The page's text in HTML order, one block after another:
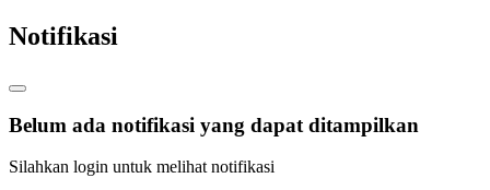
Notifikasi
Belum ada notifikasi yang dapat ditampilkan
Silahkan login untuk melihat notifikasi